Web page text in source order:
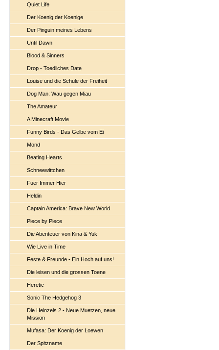
Quiet Life
Der Koenig der Koenige
Der Pinguin meines Lebens
Until Dawn
Blood & Sinners
Drop - Toedliches Date
Louise und die Schule der Freiheit
Dog Man: Wau gegen Miau
The Amateur
A Minecraft Movie
Funny Birds - Das Gelbe vom Ei
Mond
Beating Hearts
Schneewittchen
Fuer Immer Hier
Heldin
Captain America: Brave New World
Piece by Piece
Die Abenteuer von Kina & Yuk
Wie Live in Time
Feste & Freunde - Ein Hoch auf uns!
Die leisen und die grossen Toene
Heretic
Sonic The Hedgehog 3
Die Heinzels 2 - Neue Muetzen, neue
Mission
Mufasa: Der Koenig der Loewen
Der Spitzname